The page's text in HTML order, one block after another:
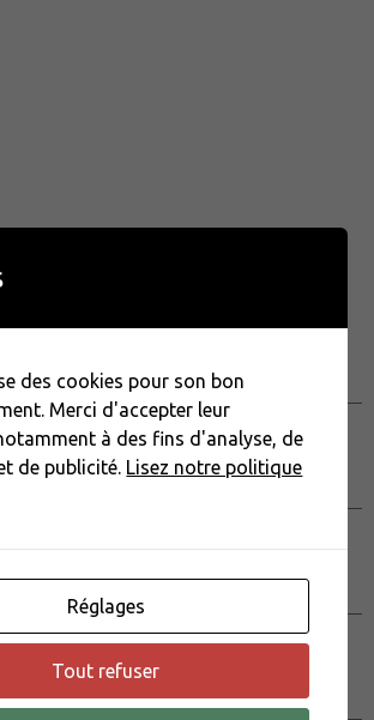
le formulaire ci-dessous (Hors
des cookies pour son bon
Merci d'accepter leur
à des fins d'analyse, de
de publicité. Lisez notre politique
Réglages
Tout refuser